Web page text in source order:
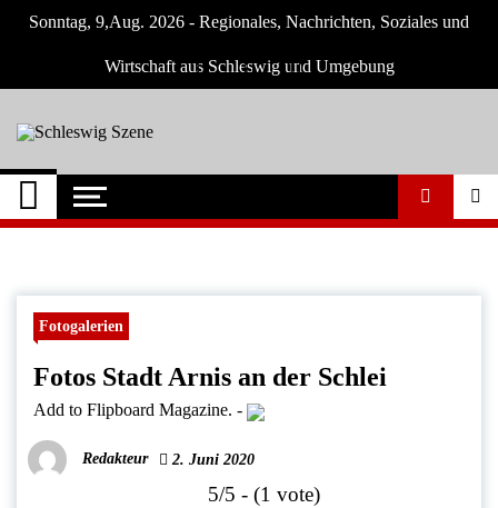
Sonntag, 9,Aug. 2026 - Regionales, Nachrichten, Soziales und
Wirtschaft aus Schleswig und Umgebung
Schleswig Szene
Neuigkeiten und Nachrichten aus Schleswig
und Umgebung
Fotogalerien
Fotos Stadt Arnis an der Schlei
Add to Flipboard Magazine. -
Redakteur 2. Juni 2020
5/5 - (1 vote)